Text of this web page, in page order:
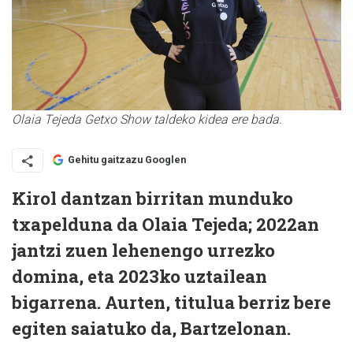
Olaia Tejeda Getxo Show taldeko kidea ere bada.
Gehitu gaitzazu Googlen
Kirol dantzan birritan munduko
txapelduna da Olaia Tejeda; 2022an
jantzi zuen lehenengo urrezko
domina, eta 2023ko uztailean
bigarrena. Aurten, titulua berriz bere
egiten saiatuko da, Bartzelonan.